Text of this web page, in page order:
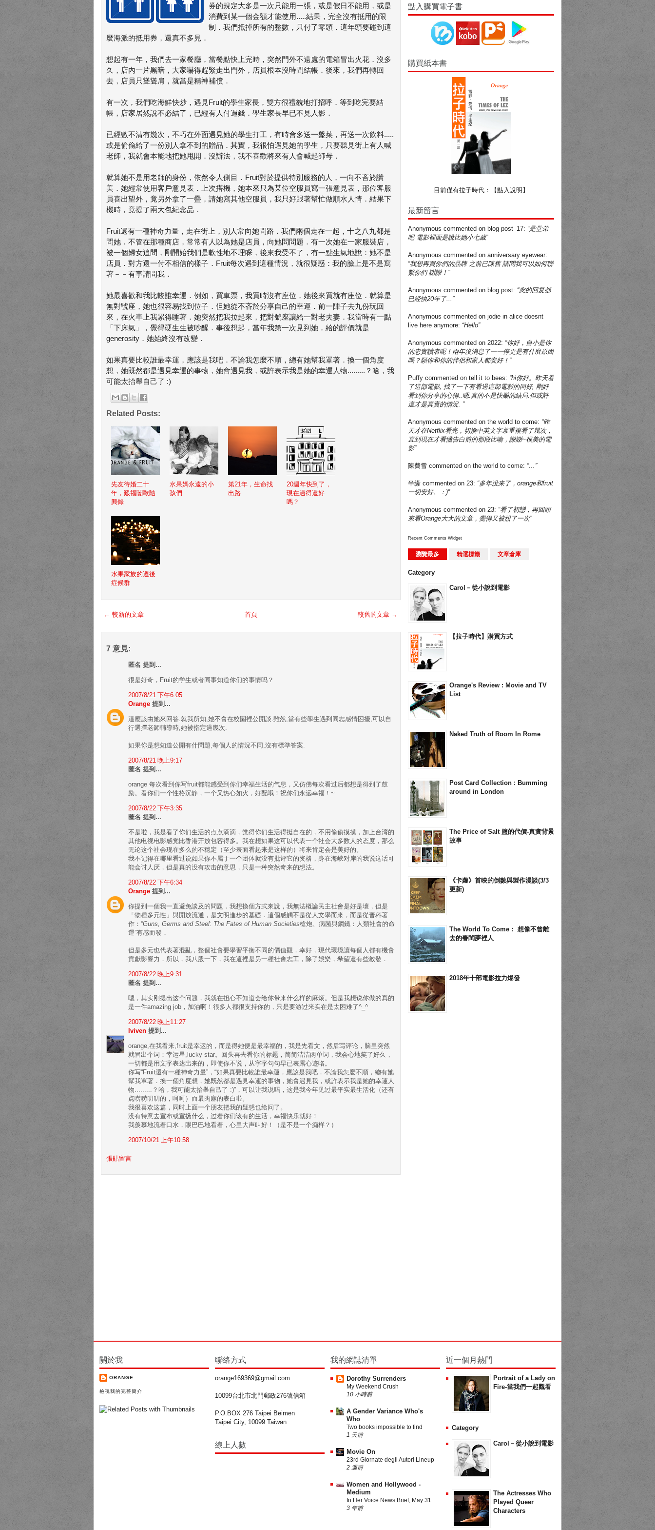
券的規定大多是一次只能用一張，或是假日不能用，或是
消費到某一個金額才能使用.....結果，完全沒有抵用的限
制．我們抵掉所有的整數，只付了零頭．這年頭要碰到這
麼海派的抵用券，還真不多見．
想起有一年，我們去一家餐廳，當餐點快上完時，突然門外不遠處的電箱冒出火花．沒多
久，店內一片黑暗，大家嚇得趕緊走出門外，店員根本沒時間結帳．後來，我們再轉回
去，店員只聳聳肩，就當是精神補償．
有一次，我們吃海鮮快炒，遇見Fruit的學生家長，雙方很禮貌地打招呼．等到吃完要結
帳，店家居然說不必結了，已經有人付過錢．學生家長早已不見人影．
已經數不清有幾次，不巧在外面遇見她的學生打工，有時會多送一盤菜，再送一次飲料.....
或是偷偷給了一份別人拿不到的贈品．其實，我很怕遇見她的學生，只要聽見街上有人喊
老師，我就會本能地把她甩開．沒辦法，我不喜歡將來有人會喊起師母．
就算她不是用老師的身份，依然令人側目．Fruit對於提供特別服務的人，一向不吝於讚
美．她經常使用客戶意見表．上次搭機，她本來只為某位空服員寫一張意見表，那位客服
員喜出望外，竟另外拿了一疊，請她寫其他空服員，我只好跟著幫忙做順水人情．結果下
機時，竟提了兩大包紀念品．
Fruit還有一種神奇力量，走在街上，別人常向她問路．我們兩個走在一起，十之八九都是
問她．不管在那種商店，常常有人以為她是店員，向她問問題．有一次她在一家服裝店，
被一個婦女追問，剛開始我們是軟性地不理睬，後來我受不了，有一點生氣地說：她不是
店員．對方還一付不相信的樣子．Fruit每次遇到這種情況，就很疑惑：我的臉上是不是寫
著－－有事請問我．
她最喜歡和我比較誰幸運．例如，買車票，我買時沒有座位，她後來買就有座位．就算是
無對號座，她也很容易找到位子．但她從不吝於分享自己的幸運．前一陣子去九份玩回
來，在火車上我累得睡著．她突然把我拉起來，把對號座讓給一對老夫妻．我當時有一點
「下床氣」，覺得硬生生被吵醒．事後想起，當年我第一次見到她，給的評價就是
generosity．她始終沒有改變．
如果真要比較誰最幸運，應該是我吧．不論我怎麼不順，總有她幫我罩著．換一個角度
想，她既然都是遇見幸運的事物，她會遇見我，或許表示我是她的幸運人物.........？哈，我
可能太抬舉自己了 :)
Related Posts:
先友待婚二十
年，艱福誾歐隨
興錄
水果媽永遠的小
孩們
第21年，生命找
出路
20週年快到了，
現在過得還好
嗎？
水果家族的週後
症候群
← 較新的文章 較舊的文章 →
首頁
7 意見:
匿名 提到...
很是好奇，Fruit的学生或者同事知道你们的事情吗？
2007/8/21 下午6:05
Orange 提到...
這應該由她來回答.就我所知,她不會在校園裡公開談.雖然,當有些學生遇到同志感情困擾,可以自
行選擇老師輔導時,她被指定過幾次.
如果你是想知道公開有什問題,每個人的情況不同,沒有標準答案.
2007/8/21 晚上9:17
匿名 提到...
orange 每次看到你写fruit都能感受到你们幸福生活的气息，又仿佛每次看过后都想是得到了鼓
励。看你们一个性格沉静，一个又热心如火，好配哦！祝你们永远幸福！~
2007/8/22 下午3:35
匿名 提到...
不是啦，我是看了你们生活的点点滴滴，觉得你们生活得挺自在的，不用偷偷摸摸，加上台湾的
其他电视电影感觉比香港开放包容得多。我在想如果这可以代表一个社会大多数人的态度，那么
无论这个社会现在多么的不稳定（至少表面看起来是这样的）将来肯定会是美好的。
我不记得在哪里看过说如果你不属于一个团体就没有批评它的资格，身在海峡对岸的我说这话可
能会讨人厌，但是真的没有攻击的意思，只是一种突然奇来的想法。
2007/8/22 下午6:34
Orange 提到...
你提到一個我一直避免談及的問題．我想換個方式來說，我無法概論民主社會是好是壞，但是
「物種多元性」與開放流通，是文明進步的基礎．這個感觸不是從人文學而來，而是從普科著
作： ”Guns, Germs and Steel: The Fates of Human Societies槍炮、病菌與鋼鐵：人類社會的命
運”有感而發．
但是多元也代表著混亂，整個社會要學習平衡不同的價值觀．幸好，現代環境讓每個人都有機會
貢獻影響力．所以，我八股一下，我在這裡是另一種社會志工，除了娛樂，希望還有些啟發．
2007/8/22 晚上9:31
匿名 提到...
嗯，其实刚提出这个问题，我就在担心不知道会给你带来什么样的麻烦。但是我想说你做的真的
是一件amazing job，加油啊！很多人都很支持你的，只是要游过来实在是太困难了^_^
2007/8/22 晚上11:27
Iviven 提到...
orange,在我看来,fruit是幸运的，而是得她便是最幸福的，我是先看文，然后写评论，脑里突然
就冒出个词：幸运星,lucky star。回头再去看你的标题，简简洁洁两单词，我会心地笑了好久，
一切都是用文字表达出来的，即使你不说，从字字句句早已表露心迹咯。
你写“Fruit還有一種神奇力量”，“如果真要比較誰最幸運，應該是我吧．不論我怎麼不順，總有她
幫我罩著．換一個角度想，她既然都是遇見幸運的事物，她會遇見我，或許表示我是她的幸運人
物.........？哈，我可能太抬舉自己了 :)”，可以让我说吗，这是我今年见过最平实最生活化（还有
点唠唠叨叨的，呵呵）而最肉麻的表白啦。
我很喜欢这篇，同时上面一个朋友把我的疑惑也给问了。
没有特意去宣布或宣扬什么，过着你们该有的生活，幸福快乐就好！
我羡慕地流着口水，眼巴巴地看着，心里大声叫好！（是不是一个痴样？）
2007/10/21 上午10:58
張貼留言
點入購買電子書
購買紙本書
目前僅有拉子時代： 【點入說明】
最新留言
Anonymous commented on blog post_17: “是堂弟
吧 電影裡面是說比她小七歲”
Anonymous commented on anniversary eyewear:
“我想再買你們的品牌 之前已陳舊 請問我可以如何聯
繫你們 謝謝！”
Anonymous commented on blog post: “您的回复都
已经快20年了...”
Anonymous commented on jodie in alice doesnt
live here anymore: “Hello”
Anonymous commented on 2022: “你好，自小是你
的忠實讀者呢！兩年沒消息了一一停更是有什麼原因
嗎？願你和你的伴侶和家人都安好！”
Puffy commented on tell it to bees: “hi你好。昨天看
了這部電影, 找了一下有看過這部電影的同好, 剛好
看到你分享的心得..嗯.真的不是快樂的結局.但或許
這才是真實的情況. ”
Anonymous commented on the world to come: “昨
天才在Netflix看完，切換中英文字幕重複看了幾次，
直到現在才看懂告白前的那段比喻，謝謝~很美的電
影”
陳費雪 commented on the world to come: “…”
半缘 commented on 23: “多年没来了，orange和fruit
一切安好。：)”
Anonymous commented on 23: “看了初戀，再回頭
來看Orange大大的文章，覺得又被甜了一次”
Recent Comments Widget
瀏覽最多 精選標籤 文章倉庫
Category
Carol－從小說到電影
【拉子時代】購買方式
Orange's Review : Movie and TV
List
Naked Truth of Room In Rome
Post Card Collection : Bumming
around in London
The Price of Salt 鹽的代價-真實背景
故事
《卡蘿》首映的倒數與製作漫談(3/3
更新)
The World To Come： 想像不曾離
去的春閨夢裡人
2018年十部電影拉力爆發
關於我
ORANGE
檢視我的完整簡介
聯絡方式
orange169369@gmail.com
10099台北市北門郵政276號信箱
P.O.BOX 276 Taipei Beimen
Taipei City, 10099 Taiwan
線上人數
我的網誌清單
Dorothy Surrenders
My Weekend Crush
10 小時前
A Gender Variance Who's
Who
Two books impossible to find
1 天前
Movie On
23rd Giornate degli Autori Lineup
2 週前
Women and Hollywood -
Medium
In Her Voice News Brief, May 31
3 年前
近一個月熱門
Portrait of a Lady on
Fire-當我們一起觀看
Category
Carol－從小說到電影
The Actresses Who
Played Queer
Characters